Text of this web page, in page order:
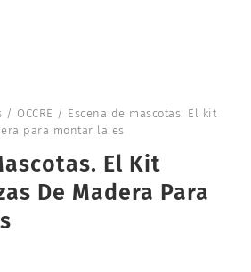
/ OCCRE / Escena de mascotas. El kit
para montar la es
El Kit
De Madera Para